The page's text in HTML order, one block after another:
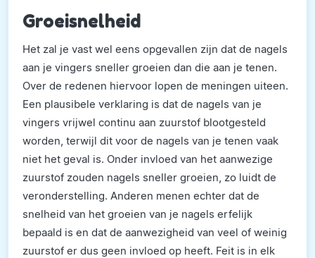
Groeisnelheid
Het zal je vast wel eens opgevallen zijn dat de nagels
aan je vingers sneller groeien dan die aan je tenen.
Over de redenen hiervoor lopen de meningen uiteen.
Een plausibele verklaring is dat de nagels van je
vingers vrijwel continu aan zuurstof blootgesteld
worden, terwijl dit voor de nagels van je tenen vaak
niet het geval is. Onder invloed van het aanwezige
zuurstof zouden nagels sneller groeien, zo luidt de
veronderstelling. Anderen menen echter dat de
snelheid van het groeien van je nagels erfelijk
bepaald is en dat de aanwezigheid van veel of weinig
zuurstof er dus geen invloed op heeft. Feit is in elk